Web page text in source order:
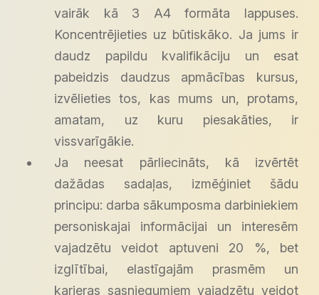
vairāk kā 3 A4 formāta lappuses.
Koncentrējieties uz būtiskāko. Ja jums ir
daudz papildu kvalifikāciju un esat
pabeidzis daudzus apmācības kursus,
izvēlieties tos, kas mums un, protams,
amatam, uz kuru piesakāties, ir
vissvarīgākie.
Ja neesat pārliecināts, kā izvērtēt
dažādas sadaļas, izmēģiniet šādu
principu: darba sākumposma darbiniekiem
personiskajai informācijai un interesēm
vajadzētu veidot aptuveni 20 %, bet
izglītībai, elastīgajām prasmēm un
karjeras sasniegumiem vajadzētu veidot